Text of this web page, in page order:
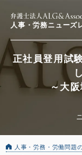
人事・労務ニューズ
正社員登用試
～大
人事・労務・労働問題